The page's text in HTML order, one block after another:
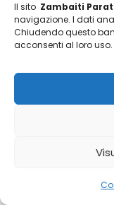
Il sito Zambaiti
navigazione. I dati
Chiudendo questo
acconsenti al loro uso.